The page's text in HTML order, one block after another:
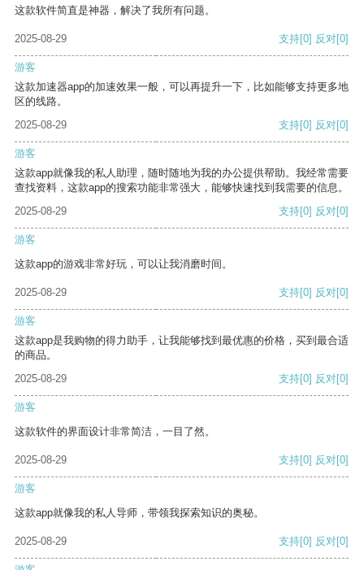
这款软件简直是神器，解决了我所有问题。
2025-08-29 支持[0] 反对[0]
游客
这款加速器app的加速效果一般，可以再提升一下，比如能够支持更多地
区的线路。
2025-08-29
支持[0] 反对[0]
游客
这款app就像我的私人助理，随时随地为我的办公提供帮助。我经常需要
查找资料，这款app的搜索功能非常强大，能够快速找到我需要的信息。
2025-08-29
支持[0] 反对[0]
游客
这款app的游戏非常好玩，可以让我消磨时间。
2025-08-29 支持[0] 反对[0]
游客
这款app是我购物的得力助手，让我能够找到最优惠的价格，买到最合适
的商品。
2025-08-29
支持[0] 反对[0]
游客
这款软件的界面设计非常简洁，一目了然。
2025-08-29 支持[0] 反对[0]
游客
这款app就像我的私人导师，带领我探索知识的奥秘。
2025-08-29 支持[0] 反对[0]